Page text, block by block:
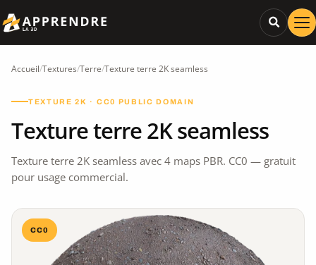
Accueil/Textures/Terre/Texture terre 2K seamless
TEXTURE 2K · CC0 PUBLIC DOMAIN
Texture terre 2K seamless
Texture terre 2K seamless avec 4 maps PBR. CC0 — gratuit
pour usage commercial.
CC0